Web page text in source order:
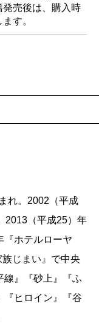
売後は、購入時
す。
れ。2002（平成
2013（平成25）年
『ホテルローヤ
じまい』で中央
線』『砂上』『ふ
『ヒロイン』『谷